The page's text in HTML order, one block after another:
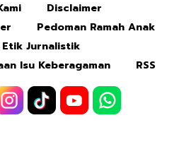
Disclaimer
Pedoman Ramah Anak
Etik Jurnalistik
Isu Keberagaman
RSS